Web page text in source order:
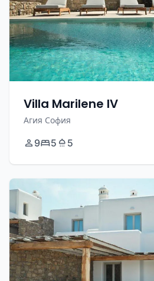
Villa Marilene IV
Агия София
9 5 5